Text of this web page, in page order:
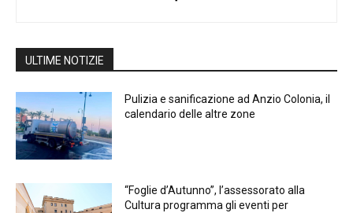
ULTIME NOTIZIE
Pulizia e sanificazione ad Anzio Colonia, il
calendario delle altre zone
“Foglie d’Autunno”, l’assessorato alla
Cultura programma gli eventi per